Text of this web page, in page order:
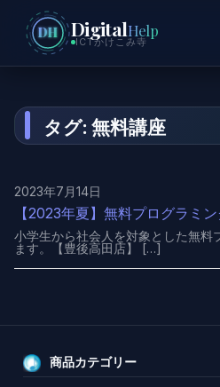
DH DigitalHelp
ICTかけこみ寺
タグ:無料講座
2023年7月14日
【2023年夏】無料プログラミ
小学生から社会人を対象とした無料
ます。【豊後高田店】 […]
商品カテゴリー